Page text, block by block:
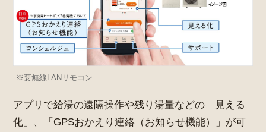
※要無線LANリモコン
アプリで給湯の遠隔操作や残り湯量などの「見える
化」、「GPSおかえり連絡（お知らせ機能）」が可